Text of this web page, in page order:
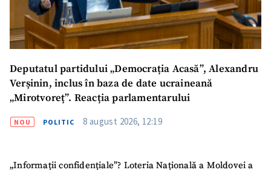
Deputatul partidului „Democrația Acasă”, Alexandru
Verșinin, inclus în baza de date ucraineană
„Mirotvoreț”. Reacția parlamentarului
NOU POLITIC 8 august 2026, 12:19
„Informații confidențiale”? Loteria Națională a Moldovei a